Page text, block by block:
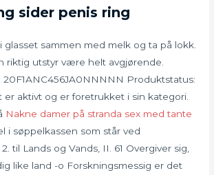
sider penis ring
glasset sammen med melk og ta på lokk.
riktig utstyr være helt avgjørende.
Produktstatus:
aktivt og er foretrukket i sin kategori.
Nakne damer på stranda sex med tante
i søppelkassen som står ved
til Lands og Vands, II. 61 Overgiver sig,
like land -o Forskningsmessig er det